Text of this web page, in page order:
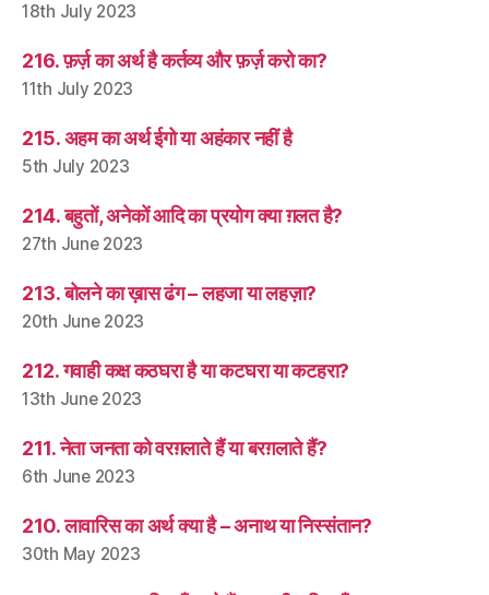
18th July 2023
216. फ़र्ज़ का अर्थ है कर्तव्य और फ़र्ज़ करो का?
11th July 2023
215. अहम का अर्थ ईगो या अहंकार नहीं है
5th July 2023
214. बहुतों, अनेकों आदि का प्रयोग क्या ग़लत है?
27th June 2023
213. बोलने का ख़ास ढंग – लहजा या लहज़ा?
20th June 2023
212. गवाही कक्ष कठघरा है या कटघरा या कटहरा?
13th June 2023
211. नेता जनता को वरग़लाते हैं या बरग़लाते हैं?
6th June 2023
210. लावारिस का अर्थ क्या है – अनाथ या निस्संतान?
30th May 2023